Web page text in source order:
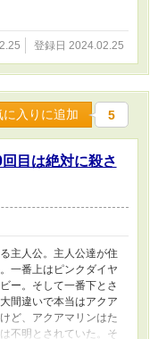
登録日 2024.02.25
に入りに追加 5
目は絶対に殺さ
主人公。主人公達が住
一番上はピンクダイヤ
ー。そして一番下とさ
間違いで本当はアクア
ど、アクアマリンはた
不明とされていた。そ